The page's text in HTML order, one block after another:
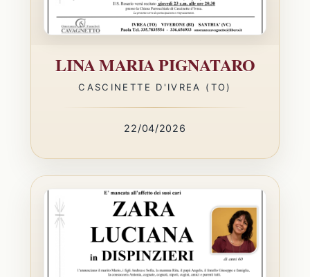
LINA MARIA PIGNATARO
CASCINETTE D'IVREA (TO)
22/04/2026